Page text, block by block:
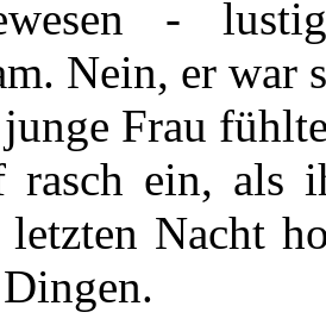
-
Nein, er war
Frau
rasch ein, als
letzten Nacht